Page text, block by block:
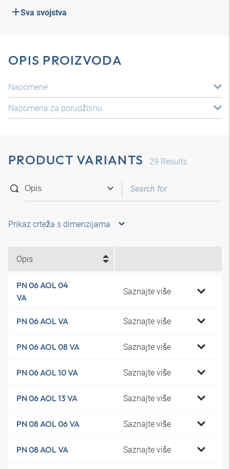
Sva svojstva
OPIS PROIZVODA
Napomene
Napomena za porudžbinu
PRODUCT VARIANTS 29 Results
Prikaz crteža s dimenzijama
Opis
PN 06 AOL 04
VA
Saznajte više
PN 06 AOL VA Saznajte više
PN 06 AOL 08 VA Saznajte više
PN 06 AOL 10 VA Saznajte više
PN 06 AOL 13 VA Saznajte više
PN 08 AOL 06 VA Saznajte više
PN 08 AOL VA Saznajte više